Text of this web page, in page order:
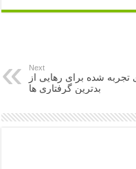
Next
تجربه شده برای رهایی از
بدترین گرفتاری ها